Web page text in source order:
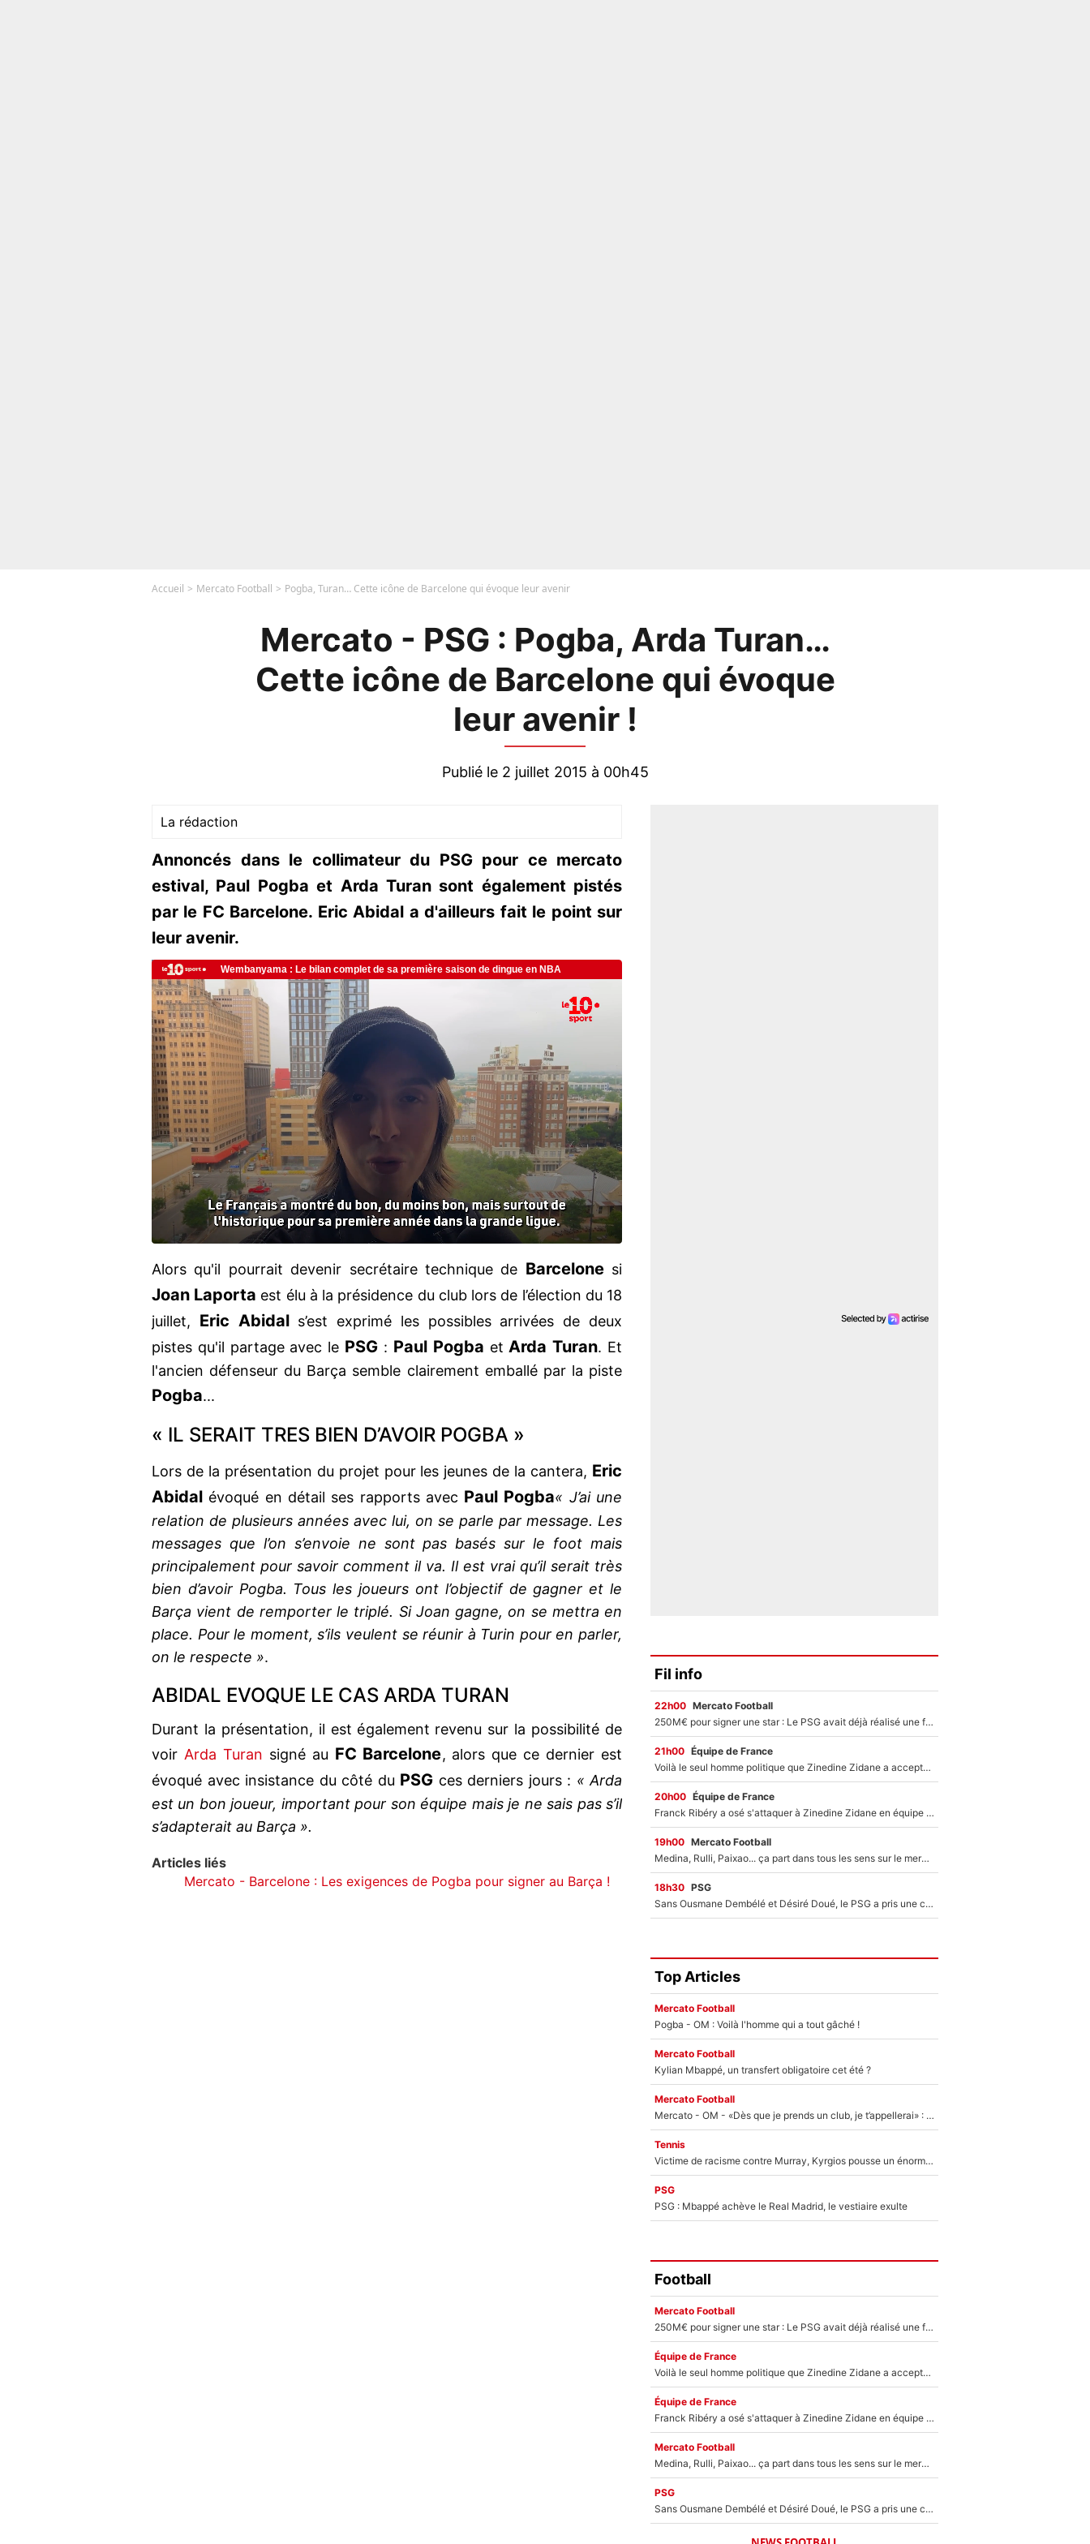
Accueil Mercato Football Pogba, Turan… Cette icône de Barcelone qui évoque leur avenir
Mercato - PSG : Pogba, Arda Turan…
Cette icône de Barcelone qui évoque
leur avenir !
Publié le 2 juillet 2015 à 00h45
La rédaction
Annoncés dans le collimateur du PSG pour ce mercato
estival, Paul Pogba et Arda Turan sont également pistés
par le FC Barcelone. Eric Abidal a d'ailleurs fait le point sur
leur avenir.
Alors qu'il pourrait devenir secrétaire technique de Barcelonesi
Joan Laporta est élu à la présidence du club lors de l’élection du 18
juillet, Eric Abidal s’est exprimé les possibles arrivées de deux
pistes qu'il partage avec le PSG : Paul Pogba et Arda Turan. Et
l'ancien défenseur du Barça semble clairement emballé par la piste
Pogba...
« IL SERAIT TRES BIEN D’AVOIR POGBA »
Lors de la présentation du projet pour les jeunes de la cantera, Eric
Abidal évoqué en détail ses rapports avec Paul Pogba« J’ai une
relation de plusieurs années avec lui, on se parle par message. Les
messages que l’on s’envoie ne sont pas basés sur le foot mais
principalement pour savoir comment il va. Il est vrai qu’il serait très
bien d’avoir Pogba. Tous les joueurs ont l’objectif de gagner et le
Barça vient de remporter le triplé. Si Joan gagne, on se mettra en
place. Pour le moment, s’ils veulent se réunir à Turin pour en parler,
on le respecte ».
ABIDAL EVOQUE LE CAS ARDA TURAN
Durant la présentation, il est également revenu sur la possibilité de
voir Arda Turan signé au FC Barcelone, alors que ce dernier est
évoqué avec insistance du côté du PSG ces derniers jours : « Arda
est un bon joueur, important pour son équipe mais je ne sais pas s’il
s’adapterait au Barça ».
Articles liés
Mercato - Barcelone : Les exigences de Pogba pour signer au Barça !
Fil info
22h00 Mercato Football
250M€ pour signer une star : Le PSG avait déjà réalisé une folie sur le mercato bien avant Neymar !
21h00 Équipe de France
Voilà le seul homme politique que Zinedine Zidane a accepté dans son entourage : «Je garde un très bon souvenir de lui»
20h00 Équipe de France
Franck Ribéry a osé s'attaquer à Zinedine Zidane en équipe de France : «Je n'aurais jamais fait ça»
19h00 Mercato Football
Medina, Rulli, Paixao... ça part dans tous les sens sur le mercato de l'OM : Frank McCourt va enfin récupérer l'argent qu'il attend ?
18h30 PSG
Sans Ousmane Dembélé et Désiré Doué, le PSG a pris une correction face à Majorque : Luis Enrique attend avec impatience des renforts !
Top Articles
Mercato Football
Pogba - OM : Voilà l'homme qui a tout gâché !
Mercato Football
Kylian Mbappé, un transfert obligatoire cet été ?
Mercato Football
Mercato - OM - «Dès que je prends un club, je t’appellerai» : La promesse de Marcelino au moment de claquer la porte
Tennis
Victime de racisme contre Murray, Kyrgios pousse un énorme coup de gueule !
PSG
PSG : Mbappé achève le Real Madrid, le vestiaire exulte
Football
Mercato Football
250M€ pour signer une star : Le PSG avait déjà réalisé une folie sur le mercato bien avant Neymar !
Équipe de France
Voilà le seul homme politique que Zinedine Zidane a accepté dans son entourage : «Je garde un très bon souvenir de lui»
Équipe de France
Franck Ribéry a osé s'attaquer à Zinedine Zidane en équipe de France : «Je n'aurais jamais fait ça»
Mercato Football
Medina, Rulli, Paixao... ça part dans tous les sens sur le mercato de l'OM : Frank McCourt va enfin récupérer l'argent qu'il attend ?
PSG
Sans Ousmane Dembélé et Désiré Doué, le PSG a pris une correction face à Majorque : Luis Enrique attend avec impatience des renforts !